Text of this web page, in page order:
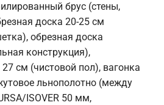
брус (стены,
доска 20-25 см
обрезная доска
конструкция),
см (чистовой пол), вагонка
льнополотно (между
ISOVER 50 мм,